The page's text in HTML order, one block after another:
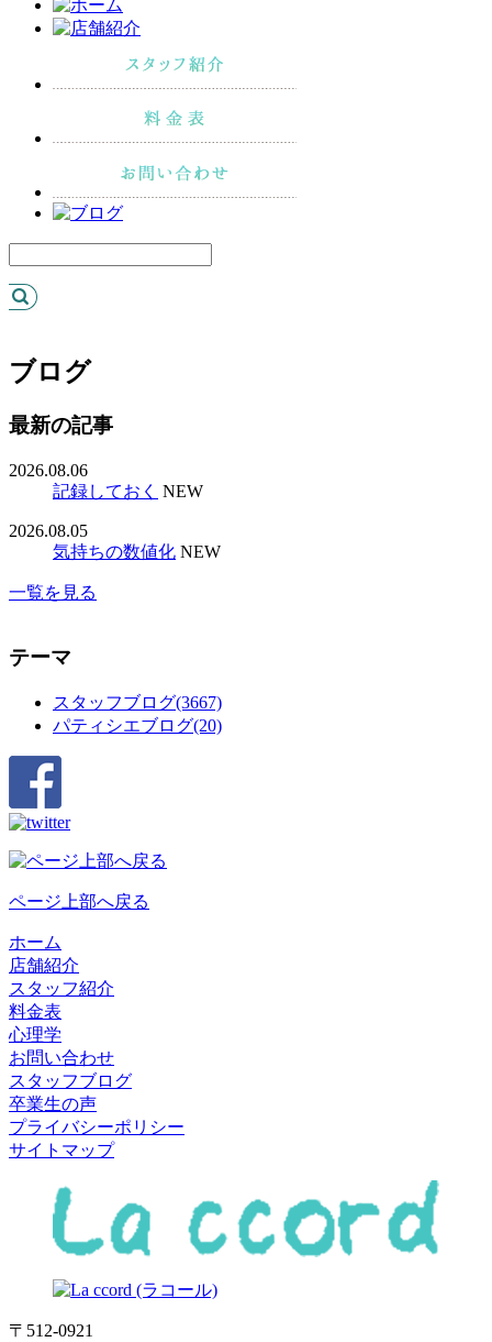
ブログ
最新の記事
2026.08.06
記録しておく NEW
2026.08.05
気持ちの数値化 NEW
一覧を見る
テーマ
スタッフブログ(3667)
パティシエブログ(20)
ページ上部へ戻る
ホーム
店舗紹介
スタッフ紹介
料金表
心理学
お問い合わせ
スタッフブログ
卒業生の声
プライバシーポリシー
サイトマップ
〒512-0921